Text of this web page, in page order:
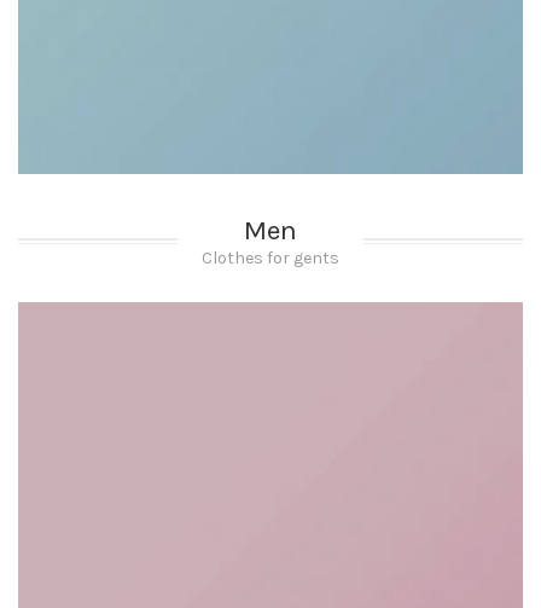
Men
Clothes for gents